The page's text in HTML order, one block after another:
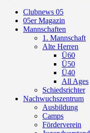
Clubnews 05
05er Magazin
Mannschaften
1. Mannschaft
Alte Herren
Ü60
Ü50
Ü40
All Ages
Schiedsrichter
Nachwuchszentrum
Ausbildung
Camps
Förderverein